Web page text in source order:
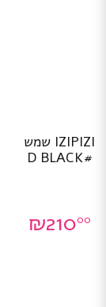
IZIPIZI שמש
#D BLACK
₪21000